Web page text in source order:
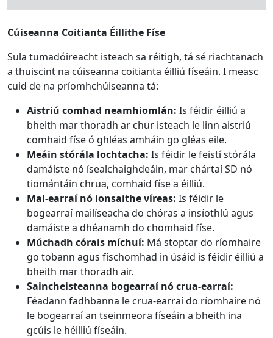
Cúiseanna Coitianta Éillithe Físe
Sula tumadóireacht isteach sa réitigh, tá sé riachtanach
a thuiscint na cúiseanna coitianta éilliú físeáin. I measc
cuid de na príomhchúiseanna tá:
Aistriú comhad neamhiomlán: Is féidir éilliú a
bheith mar thoradh ar chur isteach le linn aistriú
comhaid físe ó ghléas amháin go gléas eile.
Meáin stórála lochtacha: Is féidir le feistí stórála
damáiste nó ísealchaighdeáin, mar chártaí SD nó
tiomántáin chrua, comhaid físe a éilliú.
Mal-earraí nó ionsaithe víreas: Is féidir le
bogearraí mailíseacha do chóras a insíothlú agus
damáiste a dhéanamh do chomhaid físe.
Múchadh córais míchuí: Má stoptar do ríomhaire
go tobann agus físchomhad in úsáid is féidir éilliú a
bheith mar thoradh air.
Saincheisteanna bogearraí nó crua-earraí:
Féadann fadhbanna le crua-earraí do ríomhaire nó
le bogearraí an tseinmeora físeáin a bheith ina
gcúis le héilliú físeáin.